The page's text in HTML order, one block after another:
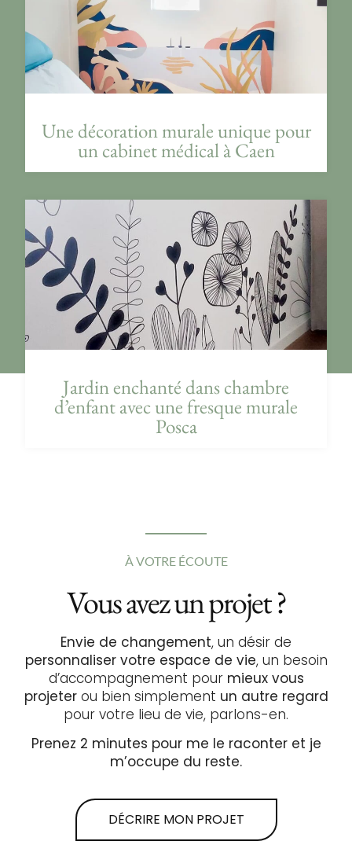
Une décoration murale unique pour
un cabinet médical à Caen
Jardin enchanté dans chambre
d’enfant avec une fresque murale
Posca
À VOTRE ÉCOUTE
Vous avez un projet ?
Envie de changement, un désir de
personnaliser votre espace de vie, un besoin
d’accompagnement pour mieux vous
projeterou bien simplement un autre regard
pour votre lieu de vie, parlons-en.
Prenez 2 minutes pour me le raconter et je
m’occupe du reste.
DÉCRIRE MON PROJET